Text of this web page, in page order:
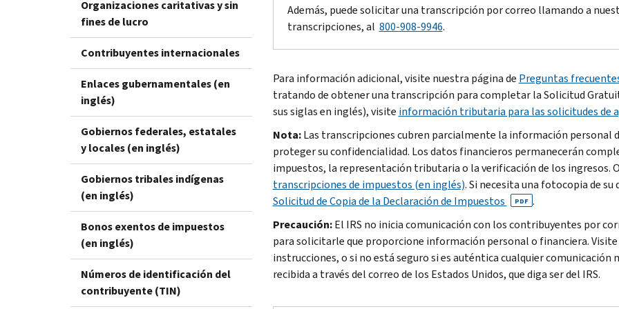
Organizaciones caritativas y sin
fines de lucro
Contribuyentes internacionales
Enlaces gubernamentales (en
inglés)
Gobiernos federales, estatales
y locales (en inglés)
Gobiernos tribales indígenas
(en inglés)
Bonos exentos de impuestos
(en inglés)
Números de identificación del
contribuyente (TIN)
Además, puede solicitar una transcripción por correo llamando a
transcripciones, al 800-908-9946.
Para información adicional, visite nuestra página de Preguntas
tratando de obtener una transcripción para completar la Solicitud
sus siglas en inglés), visite información tributaria para las solicitudes de
Nota:Las transcripciones cubren parcialmente la información personal
proteger su confidencialidad. Los datos financieros permanecerán
impuestos, la representación tributaria o la verificación de los ingresos.
transcripciones de impuestos (en inglés). Si necesita una fotocopia de
Solicitud de Copia de la Declaración de Impuestos
PDF .
Precaución:El IRS no inicia comunicación con los contribuyentes por
para solicitarle que proporcione información personal o financiera. Visite
instrucciones, o si no está seguro si es auténtica cualquier
recibida a través del correo de los Estados Unidos, que diga ser del IRS.